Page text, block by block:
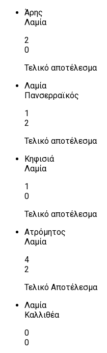
Άρης
Λαμία
2
0
Τελικό αποτέλεσμα
Λαμία
Πανσερραϊκός
1
2
Τελικό αποτέλεσμα
Κηφισιά
Λαμία
1
0
Τελικό αποτέλεσμα
Ατρόμητος
Λαμία
4
2
Τελικό Αποτέλεσμα
Λαμία
Καλλιθέα
0
0